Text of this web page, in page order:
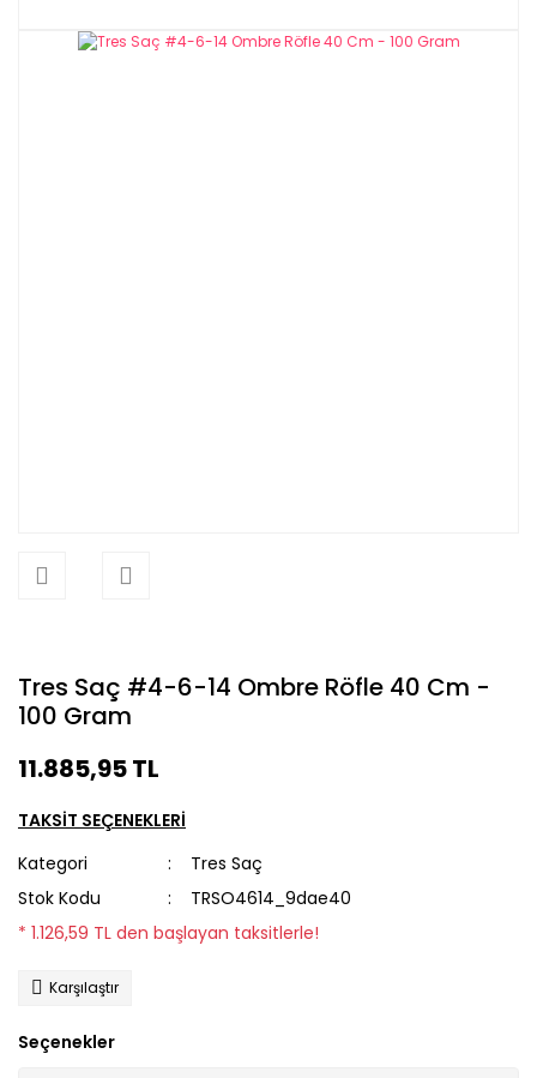
Tres Saç #4-6-14 Ombre Röfle 40 Cm -
100 Gram
11.885,95 TL
TAKSİT SEÇENEKLERİ
Kategori
Tres Saç
Stok Kodu
TRSO4614_9dae40
* 1.126,59 TL den başlayan taksitlerle!
Karşılaştır
Seçenekler